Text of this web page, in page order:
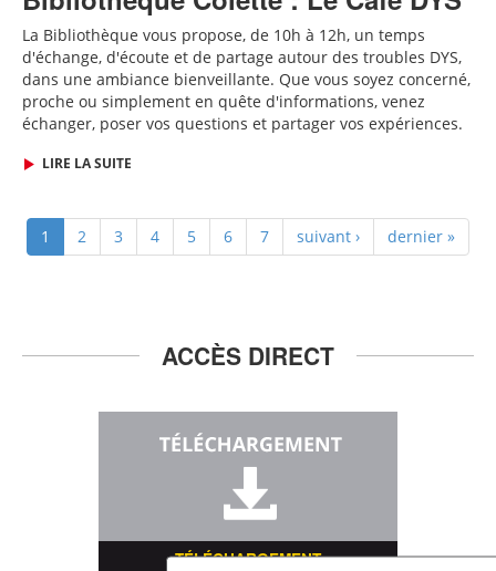
La Bibliothèque vous propose, de 10h à 12h, un temps
d'échange, d'écoute et de partage autour des troubles DYS,
dans une ambiance bienveillante. Que vous soyez concerné,
proche ou simplement en quête d'informations, venez
échanger, poser vos questions et partager vos expériences.
LIRE LA SUITE
1 2 3 4 5 6 7 suivant › dernier »
ACCÈS DIRECT
TÉLÉCHARGEMENT